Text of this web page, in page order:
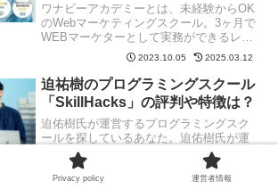
ワナビーアカデミーとは、未経験からOK
のWebマーケティングスクール。3ヶ月で
WEBマーケターとして実務ができるレベ
ルまで育成します。そんなワナビーアカ
デミーですが、デメリットはあるの？っ
て考えませんか。良さそうなスクールだ
からこそ知りたい...
2023.10.05 2025.03.12
迫祐樹のプログラミングスクール
「SkillHacks」の評判や特徴は？
迫佑樹氏が運営するプログラミングスク
ールを探しているあなた。迫佑樹氏が運
営する「SkillHacks」を知っています
か？WebアプリケーションをRubyで学べ
る、初心者向けオンラインプログラミン
2025.03.25
Privacy policy 運営者情報